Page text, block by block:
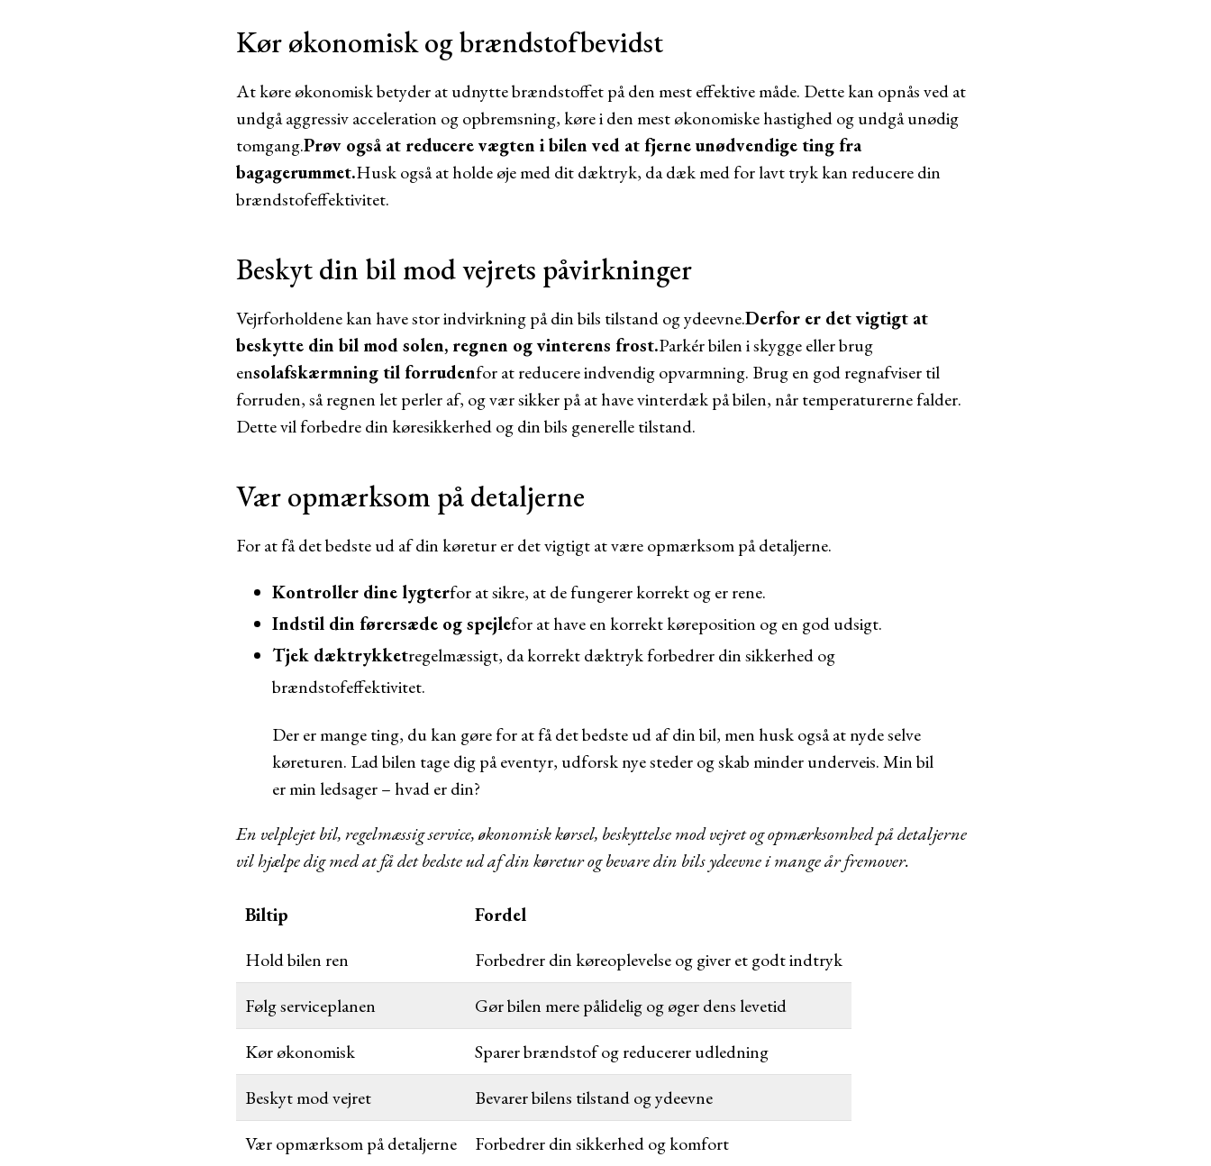
Kør økonomisk og brændstofbevidst
At køre økonomisk betyder at udnytte brændstoffet på den mest effektive måde. Dette kan opnås ved at
undgå aggressiv acceleration og opbremsning, køre i den mest økonomiske hastighed og undgå unødig
tomgang.Prøv også at reducere vægten i bilen ved at fjerne unødvendige ting fra
bagagerummet.Husk også at holde øje med dit dæktryk, da dæk med for lavt tryk kan reducere din
brændstofeffektivitet.
Beskyt din bil mod vejrets påvirkninger
Vejrforholdene kan have stor indvirkning på din bils tilstand og ydeevne.Derfor er det vigtigt at
beskytte din bil mod solen, regnen og vinterens frost.Parkér bilen i skygge eller brug
ensolafskærmning til forrudenfor at reducere indvendig opvarmning. Brug en god regnafviser til
forruden, så regnen let perler af, og vær sikker på at have vinterdæk på bilen, når temperaturerne falder.
Dette vil forbedre din køresikkerhed og din bils generelle tilstand.
Vær opmærksom på detaljerne
For at få det bedste ud af din køretur er det vigtigt at være opmærksom på detaljerne.
Kontroller dine lygterfor at sikre, at de fungerer korrekt og er rene.
Indstil din førersæde og spejlefor at have en korrekt køreposition og en god udsigt.
Tjek dæktrykketregelmæssigt, da korrekt dæktryk forbedrer din sikkerhed og
brændstofeffektivitet.
Der er mange ting, du kan gøre for at få det bedste ud af din bil, men husk også at nyde selve
køreturen. Lad bilen tage dig på eventyr, udforsk nye steder og skab minder underveis. Min bil
er min ledsager – hvad er din?
En velplejet bil, regelmæssig service, økonomisk kørsel, beskyttelse mod vejret og opmærksomhed på detaljerne
vil hjælpe dig med at få det bedste ud af din køretur og bevare din bils ydeevne i mange år fremover.
Biltip
Fordel
Hold bilen ren
Forbedrer din køreoplevelse og giver et godt indtryk
Følg serviceplanen
Gør bilen mere pålidelig og øger dens levetid
Kør økonomisk
Sparer brændstof og reducerer udledning
Beskyt mod vejret
Bevarer bilens tilstand og ydeevne
Vær opmærksom på detaljerne
Forbedrer din sikkerhed og komfort